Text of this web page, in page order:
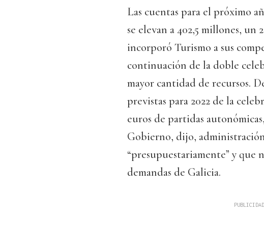
Las cuentas para el próximo
se elevan a 402,5 millones, un
incorporó Turismo a sus
continuación de la doble
mayor cantidad de recursos.
previstas para 2022 de la
euros de partidas
Gobierno, dijo,
“presupuestariamente” y que
demandas de Galicia.